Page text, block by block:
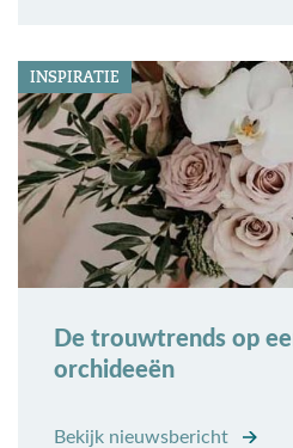
INSPIRATIE
De trouwtrends op
orchideeën
Bekijk nieuwsbericht